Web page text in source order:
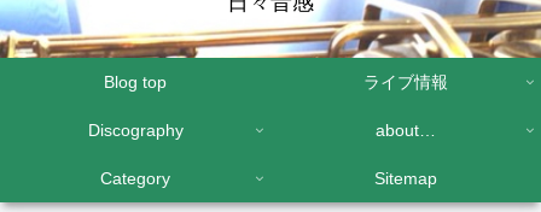
Blog top ライブ情報
Discography about…
Category Sitemap